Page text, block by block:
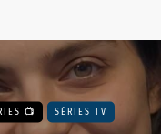
📺 SÉRIES TV